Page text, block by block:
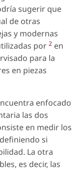
sugerir que
de otras
y modernas
por 2 en
para la
en piezas
enfocado
las dos
en medir los
si
La otra
es decir, las